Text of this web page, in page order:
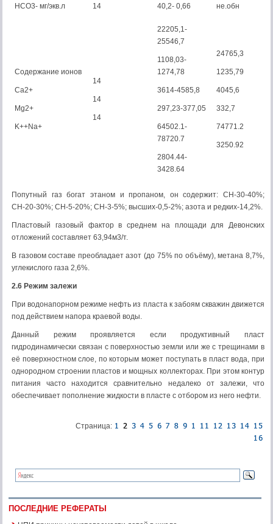
НСО3- мг/экв.л 14 40,2- 0,66 не.обн
Содержание ионов
Са2+
Mg2+
K++Na+
14
14
14
22205,1-
25546,7
1108,03-
1274,78
3614-4585,8
297,23-377,05
64502.1-
78720.7
2804.44-
3428.64
24765,3
1235,79
4045,6
332,7
74771.2
3250.92
Попутный газ богат этаном и пропаном, он содержит: СН-30-40%;
СН-20-30%; СН-5-20%; СН-3-5%; высших-0,5-2%; азота и редких-14,2%.
Пластовый газовый фактор в среднем на площади для Девонских
отложений составляет 63,94м3/т.
В газовом составе преобладает азот (до 75% по объёму), метана 8,7%,
углекислого газа 2,6%.
2.6 Режим залежи
При водонапорном режиме нефть из пласта к забоям скважин движется
под действием напора краевой воды.
Данный режим проявляется если продуктивный пласт
гидродинамически связан с поверхностью земли или же с трещинами в
её поверхностном слое, по которым может поступать в пласт вода, при
однородном строении пластов и мощных коллекторах. При этом контур
питания часто находится сравнительно недалеко от залежи, что
обеспечивает пополнение жидкости в пласте с отбором из него нефти.
Страница:
ПОСЛЕДНИЕ РЕФЕРАТЫ